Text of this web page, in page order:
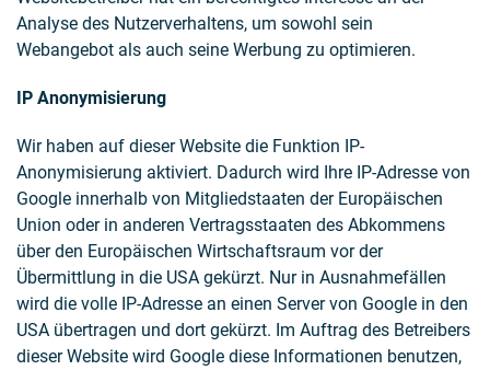
Analyse des Nutzerverhaltens, um sowohl sein
Webangebot als auch seine Werbung zu optimieren.
IP Anonymisierung
Wir haben auf dieser Website die Funktion IP-
Anonymisierung aktiviert. Dadurch wird Ihre IP-Adresse von
Google innerhalb von Mitgliedstaaten der Europäischen
Union oder in anderen Vertragsstaaten des Abkommens
über den Europäischen Wirtschaftsraum vor der
Übermittlung in die USA gekürzt. Nur in Ausnahmefällen
wird die volle IP-Adresse an einen Server von Google in den
USA übertragen und dort gekürzt. Im Auftrag des Betreibers
dieser Website wird Google diese Informationen benutzen,